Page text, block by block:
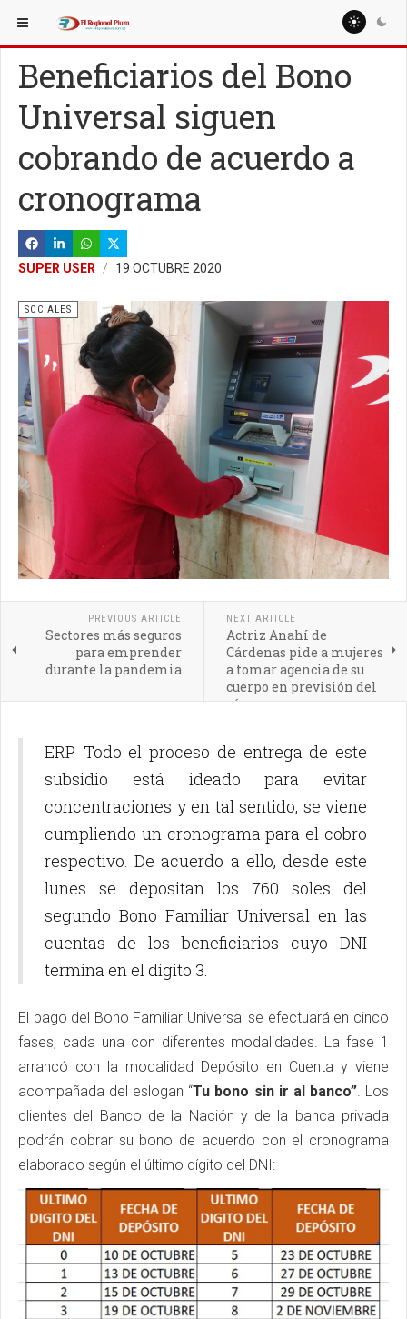
ESTÁ AQUÍ: MISCELANEAS
Beneficiarios del Bono
Universal siguen
cobrando de acuerdo a
cronograma
SUPER USER 19 OCTUBRE 2020
SOCIALES
PREVIOUS ARTICLE
Sectores más seguros
para emprender
durante la pandemia
NEXT ARTICLE
Actriz Anahí de
Cárdenas pide a mujeres
a tomar agencia de su
cuerpo en previsión del
cáncer
ERP. Todo el proceso de entrega de este
subsidio está ideado para evitar
concentraciones y en tal sentido, se viene
cumpliendo un cronograma para el cobro
respectivo. De acuerdo a ello, desde este
lunes se depositan los 760 soles del
segundo Bono Familiar Universal en las
cuentas de los beneficiarios cuyo DNI
termina en el dígito 3.
El pago del Bono Familiar Universal se efectuará en cinco
fases, cada una con diferentes modalidades. La fase 1
arrancó con la modalidad Depósito en Cuenta y viene
acompañada del eslogan “Tu bono sin ir al banco”. Los
clientes del Banco de la Nación y de la banca privada
podrán cobrar su bono de acuerdo con el cronograma
elaborado según el último dígito del DNI: